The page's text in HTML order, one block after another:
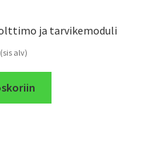
ja tarvikemoduli
(sis alv)